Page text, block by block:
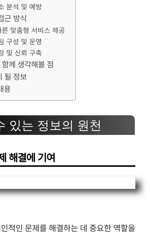
분석 및 예방
근 방식
른 맞춤형 서비스 제공
구성 및 운영
및 신뢰 구축
께 생각해볼 점
될 정보
용
있는 정보의 원천
해결에 기여
적인 문제를 해결하는 데 중요한 역할을